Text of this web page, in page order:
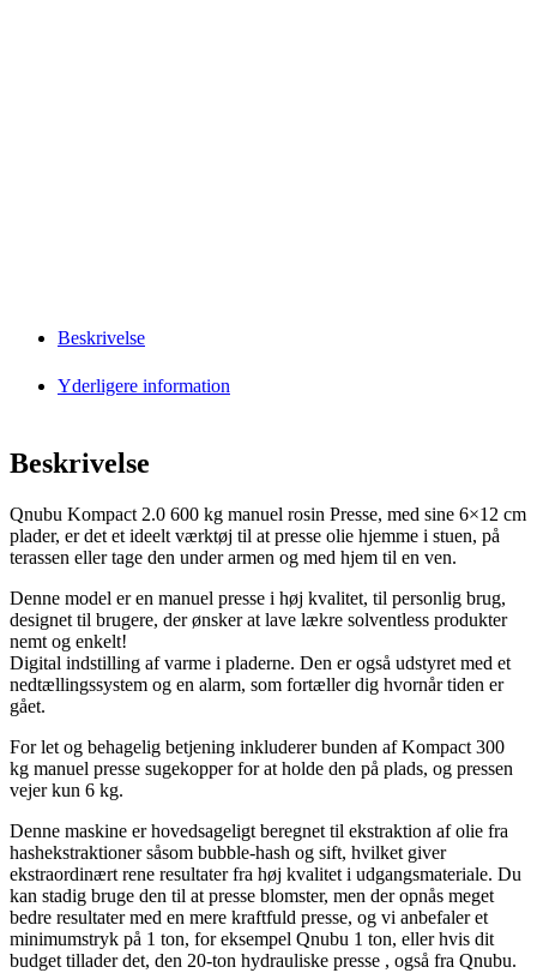
Beskrivelse
Yderligere information
Beskrivelse
Qnubu Kompact 2.0 600 kg manuel rosin Presse, med sine 6×12 cm
plader, er det et ideelt værktøj til at presse olie hjemme i stuen, på
terassen eller tage den under armen og med hjem til en ven.
Denne model er en manuel presse i høj kvalitet, til personlig brug,
designet til brugere, der ønsker at lave lækre solventless produkter
nemt og enkelt!
Digital indstilling af varme i pladerne. Den er også udstyret med et
nedtællingssystem og en alarm, som fortæller dig hvornår tiden er
gået.
For let og behagelig betjening inkluderer bunden af ​​Kompact 300
kg manuel presse sugekopper for at holde den på plads, og pressen
vejer kun 6 kg.
Denne maskine er hovedsageligt beregnet til ekstraktion af olie fra
hashekstraktioner såsom bubble-hash og sift, hvilket giver
ekstraordinært rene resultater fra høj kvalitet i udgangsmateriale. Du
kan stadig bruge den til at presse blomster, men der opnås meget
bedre resultater med en mere kraftfuld presse, og vi anbefaler et
minimumstryk på 1 ton, for eksempel Qnubu 1 ton, eller hvis dit
budget tillader det, den 20-ton hydrauliske presse , også fra Qnubu.